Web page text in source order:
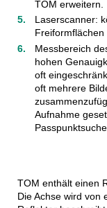
TOM erweitern.
Laserscanner:
Freiformflächen
Messbereich
hohen
oft
oft mehrere
Aufnahme
TOM enthält einen
Die Achse wird von